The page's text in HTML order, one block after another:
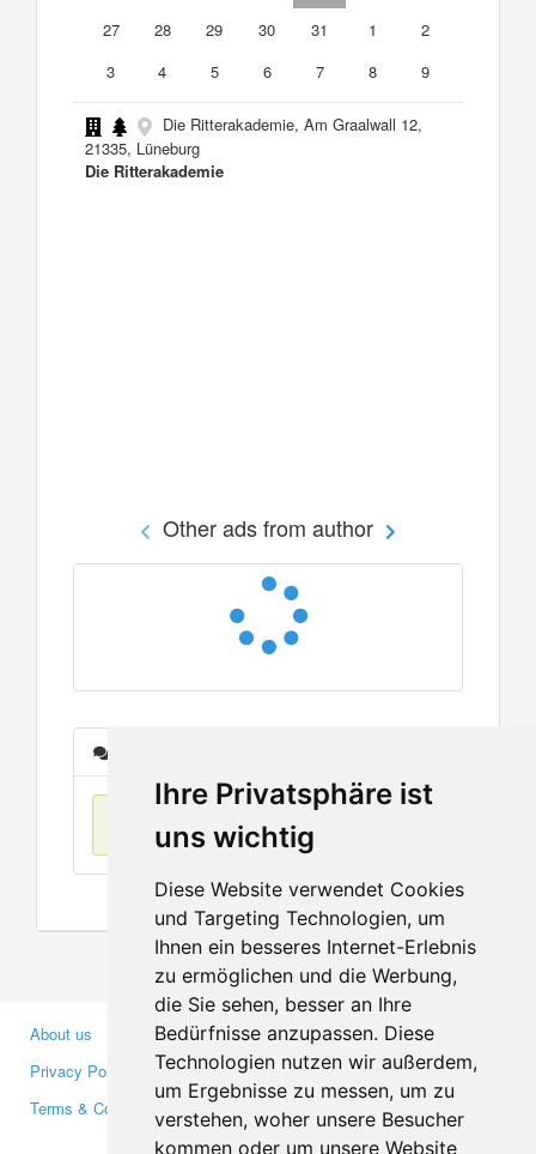
Ihre Privatsphäre ist
uns wichtig
Diese Website verwendet Cookies
und Targeting Technologien, um
Ihnen ein besseres Internet-Erlebnis
zu ermöglichen und die Werbung,
die Sie sehen, besser an Ihre
Bedürfnisse anzupassen. Diese
Technologien nutzen wir außerdem,
um Ergebnisse zu messen, um zu
verstehen, woher unsere Besucher
kommen oder um unsere Website
27
28 29 30 31 1
2
3
4 5 6 7 8 9
Die Ritterakademie, Am Graalwall 12,
21335, Lüneburg
Die Ritterakademie
Other ads from author
No items found
About us
Privacy Policy
Terms & Conditions
Business Partners
Investors
Media